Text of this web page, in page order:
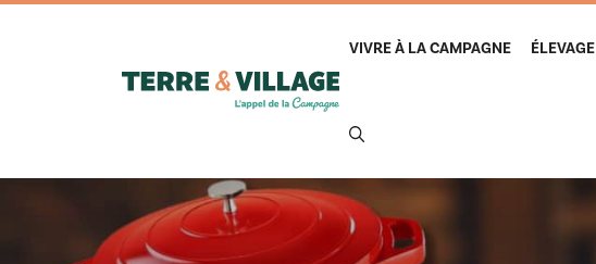
VIVRE À LA CAMPAGNE ÉLEVAGE